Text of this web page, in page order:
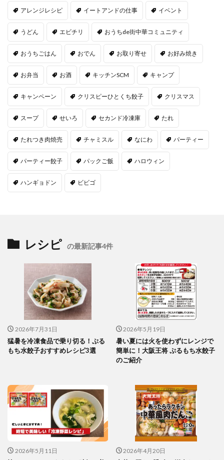
アレンジレシピ イートアンドの仕事 イベント
うどん エビチリ おうちde街中華コミュニティ
おうちごはん おでん お取り寄せ お好み焼き
お弁当 お酒 キッチンSCM キャンプ
キャンペーン クリスピーひとくち餃子 クリスマス
スープ せいろ セカンド冷凍庫 たれ
たれつき肉焼売 チャミスル なにわ パーティー
パーティー餃子 パックご飯 ハロウィン
ハンギョドン ビビゴ
レシピ の最新記事4件
2026年7月31日
猛暑を冷凍食品で乗り切る！ぷる
もち水餃子おすすめレシピ3選
2026年5月19日
暑い夏には火を使わずにレンジで
簡単に！大阪王将 ぷるもち水餃子
のご紹介
2026年5月11日 2026年4月20日